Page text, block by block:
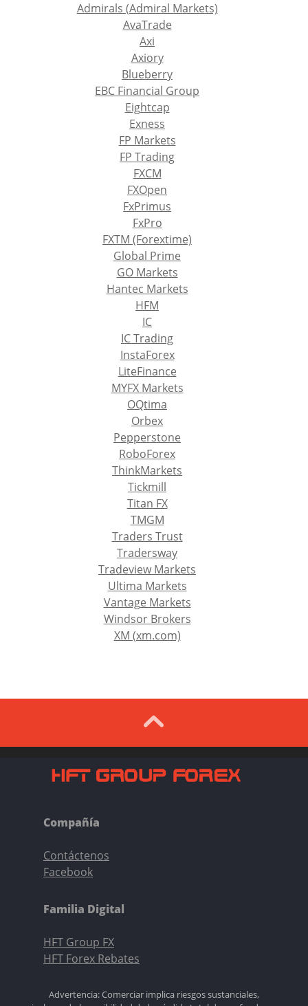
Admirals (Admiral Markets)
AvaTrade
Axi
Axiory
Blueberry
EBC Financial Group
Eightcap
Exness
FP Markets
FP Trading
FXCM
FXOpen
FxPrimus
FxPro
FXTM (Forextime)
Global Prime
GO Markets
Hantec Markets
HFM
IC
IC Trading
InstaForex
LiteFinance
MYFX Markets
OQtima
Orbex
Pepperstone
RoboForex
ThinkMarkets
Tickmill
Titan FX
TMGM
Traders Trust
Tradersway
Tradeview Markets
Ultima Markets
Vantage Markets
Windsor Brokers
XM (xm.com)
Compañía
Contáctenos
Facebook
Familia Digital
HFT Group FX
HFT Forex Rebates
Advertencia: Comerciar implica riesgos sustanciales,